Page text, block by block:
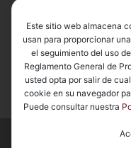
Basílica de
Este sitio web almacena
usan para proporcionar
el seguimiento del uso
Reglamento General de
usted opta por salir de
cookie en su navegador
Puede consultar nuestra